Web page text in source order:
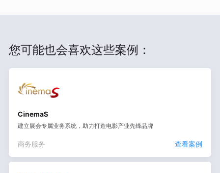
您可能也会喜欢这些案例：
CinemaS
建立展会专属业务系统，助力打造电影产业先锋品牌
商务服务 查看案例